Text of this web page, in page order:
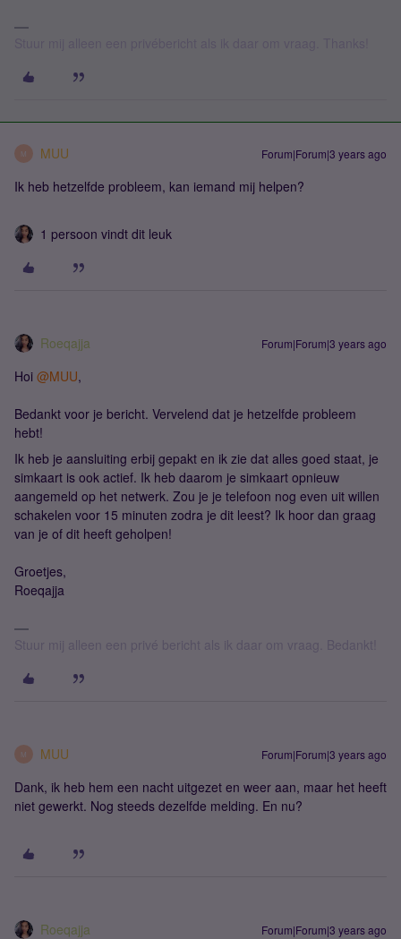
M MUU Forum|Forum|3 years ago
Ik heb hetzelfde probleem, kan iemand mij helpen?
1 persoon vindt dit leuk
Roeqajja Forum|Forum|3 years ago
Hoi @MUU,
Bedankt voor je bericht. Vervelend dat je hetzelfde probleem
hebt!
Ik heb je aansluiting erbij gepakt en ik zie dat alles goed staat, je
simkaart is ook actief. Ik heb daarom je simkaart opnieuw
aangemeld op het netwerk. Zou je je telefoon nog even uit willen
schakelen voor 15 minuten zodra je dit leest? Ik hoor dan graag
van je of dit heeft geholpen!
Groetjes,
Roeqajja
Stuur mij alleen een privé bericht als ik daar om vraag. Bedankt!
M MUU Forum|Forum|3 years ago
Dank, ik heb hem een nacht uitgezet en weer aan, maar het heeft
niet gewerkt. Nog steeds dezelfde melding. En nu?
Roeqajja Forum|Forum|3 years ago